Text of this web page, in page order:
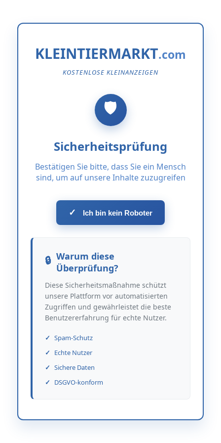
KLEINTIERMARKT
KOSTENLOSE KLEINANZEIGEN
Sicherheitsprüfung
Bestätigen Sie bitte, dass Sie ein Mensch
sind, um auf unsere Inhalte zuzugreifen
✓ Ich bin kein Roboter
Warum diese
Überprüfung?
Diese Sicherheitsmaßnahme schützt
unsere Plattform vor automatisierten
Zugriffen und gewährleistet die beste
Benutzererfahrung für echte Nutzer.
Spam-Schutz
Echte Nutzer
Sichere Daten
DSGVO-konform